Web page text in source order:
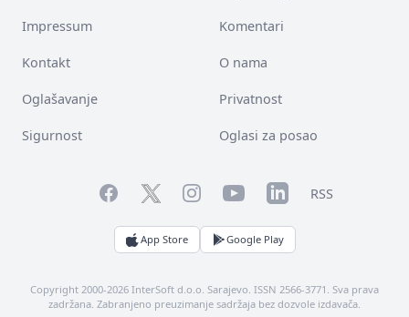
Impressum Komentari
Kontakt O nama
Oglašavanje Privatnost
Sigurnost Oglasi za posao
FacebookTwitterInstagramYouTubeLinkedInRSS
App Store Google Play
Copyright 2000-2026 InterSoft d.o.o. Sarajevo. ISSN 2566-3771. Sva prava
zadržana. Zabranjeno preuzimanje sadržaja bez dozvole izdavača.